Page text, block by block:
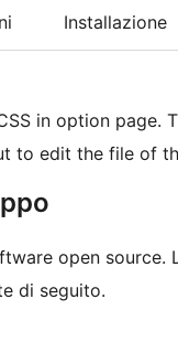
Installazione
in option page.
to edit the file of
open
di seguito.